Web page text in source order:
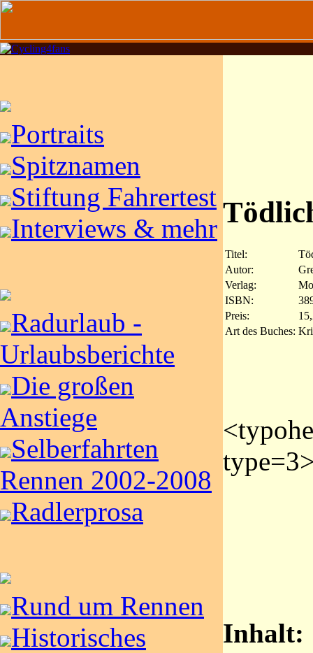
Portraits
Spitznamen
Stiftung Fahrertest
Interviews & mehr
Radurlaub -
Urlaubsberichte
Die großen
Anstiege
Selberfahrten
Rennen 2002-2008
Radlerprosa
Rund um Rennen
Historisches
Titel:
Autor:
Verlag:
ISBN:
Preis:
Art des Buches:
Inhalt: